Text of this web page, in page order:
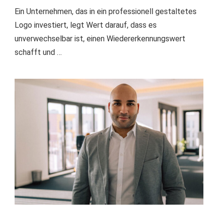
Ein Unternehmen, das in ein professionell gestaltetes
Logo investiert, legt Wert darauf, dass es
unverwechselbar ist, einen Wiedererkennungswert
schafft und …